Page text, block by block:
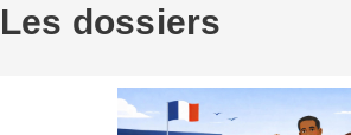
Les dossiers